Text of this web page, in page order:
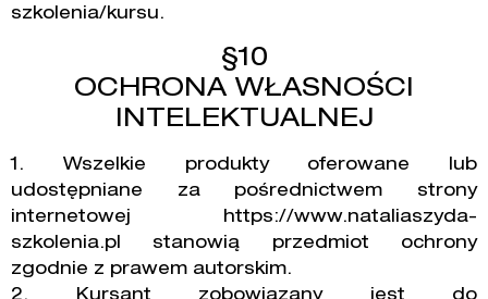
szkolenia/kursu.
§10
OCHRONA WŁASNOŚCI
INTELEKTUALNEJ
1. Wszelkie produkty oferowane lub
udostępniane za pośrednictwem strony
internetowej https://www.nataliaszyda-
szkolenia.pl stanowią przedmiot ochrony
zgodnie z prawem autorskim.